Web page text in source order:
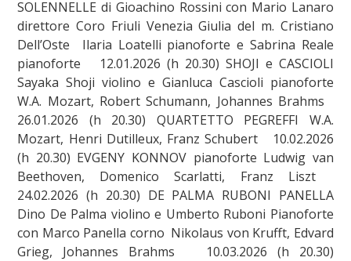
SOLENNELLE di Gioachino Rossini con Mario Lanaro
direttore Coro Friuli Venezia Giulia del m. Cristiano
Dell’Oste Ilaria Loatelli pianoforte e Sabrina Reale
pianoforte 12.01.2026 (h 20.30) SHOJI e CASCIOLI
Sayaka Shoji violino e Gianluca Cascioli pianoforte
W.A. Mozart, Robert Schumann, Johannes Brahms
26.01.2026 (h 20.30) QUARTETTO PEGREFFI W.A.
Mozart, Henri Dutilleux, Franz Schubert 10.02.2026
(h 20.30) EVGENY KONNOV pianoforte Ludwig van
Beethoven, Domenico Scarlatti, Franz Liszt
24.02.2026 (h 20.30) DE PALMA RUBONI PANELLA
Dino De Palma violino e Umberto Ruboni Pianoforte
con Marco Panella corno Nikolaus von Krufft, Edvard
Grieg, Johannes Brahms 10.03.2026 (h 20.30)